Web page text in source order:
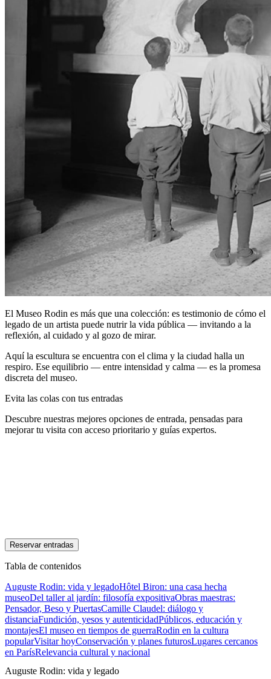
El Museo Rodin es más que una colección: es testimonio de cómo el
legado de un artista puede nutrir la vida pública — invitando a la
reflexión, al cuidado y al gozo de mirar.
Aquí la escultura se encuentra con el clima y la ciudad halla un
respiro. Ese equilibrio — entre intensidad y calma — es la promesa
discreta del museo.
Evita las colas con tus entradas
Descubre nuestras mejores opciones de entrada, pensadas para
mejorar tu visita con acceso prioritario y guías expertos.
Reservar entradas
Tabla de contenidos
Auguste Rodin: vida y legadoHôtel Biron: una casa hecha
museoDel taller al jardín: filosofía expositivaObras maestras:
Pensador, Beso y PuertasCamille Claudel: diálogo y
distanciaFundición, yesos y autenticidadPúblicos, educación y
montajesEl museo en tiempos de guerraRodin en la cultura
popularVisitar hoyConservación y planes futurosLugares cercanos
en ParísRelevancia cultural y nacional
Auguste Rodin: vida y legado